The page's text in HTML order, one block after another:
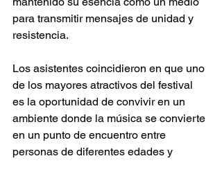
para transmitir mensajes de unidad y
resistencia.
Los asistentes coincidieron en que uno
de los mayores atractivos del festival
es la oportunidad de convivir en un
ambiente donde la música se convierte
en un punto de encuentro entre
personas de diferentes edades y